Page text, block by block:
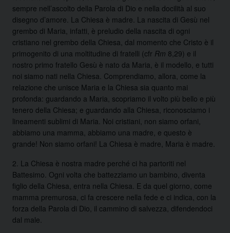
sempre nell’ascolto della Parola di Dio e nella docilità al suo
disegno d’amore. La Chiesa è madre. La nascita di Gesù nel
grembo di Maria, infatti, è preludio della nascita di ogni
cristiano nel grembo della Chiesa, dal momento che Cristo è il
primogenito di una moltitudine di fratelli (cfr Rm 8,29) e il
nostro primo fratello Gesù è nato da Maria, è il modello, e tutti
noi siamo nati nella Chiesa. Comprendiamo, allora, come la
relazione che unisce Maria e la Chiesa sia quanto mai
profonda: guardando a Maria, scopriamo il volto più bello e più
tenero della Chiesa; e guardando alla Chiesa, riconosciamo i
lineamenti sublimi di Maria. Noi cristiani, non siamo orfani,
abbiamo una mamma, abbiamo una madre, e questo è
grande! Non siamo orfani! La Chiesa è madre, Maria è madre.
2. La Chiesa è nostra madre perché ci ha partoriti nel
Battesimo. Ogni volta che battezziamo un bambino, diventa
figlio della Chiesa, entra nella Chiesa. E da quel giorno, come
mamma premurosa, ci fa crescere nella fede e ci indica, con la
forza della Parola di Dio, il cammino di salvezza, difendendoci
dal male.